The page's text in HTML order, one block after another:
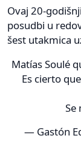
Ovaj 20-
posudbi u
šest utakmica
Matías Soulé
Es cierto
Se
— Gastón